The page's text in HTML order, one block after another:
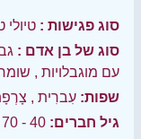
סוג פגישות :
סוג של בן אדם :
עם מוגבלויות ,
שפות: עִברִית ,
גיל חברים: 40 - 70